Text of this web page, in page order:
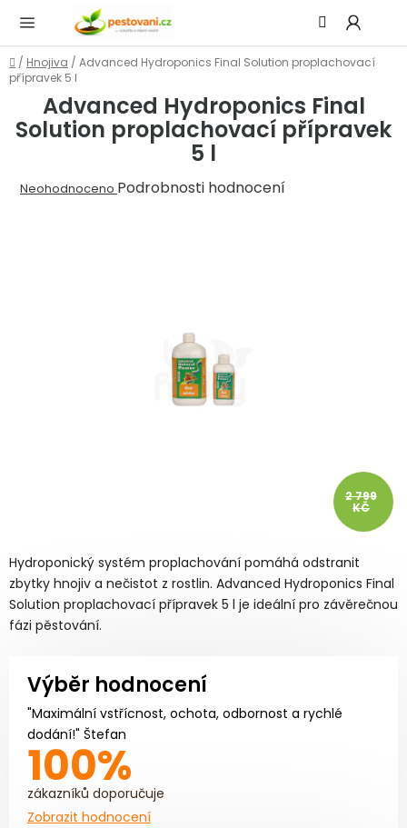
obsah
Domů
/ Hnojiva / Advanced Hydroponics Final Solution proplachovací
přípravek 5 l
Hydroponický systém proplachování pomáhá odstranit
zbytky hnojiv a nečistot z rostlin. Advanced Hydroponics Final
Solution proplachovací přípravek 5 l je ideální pro závěrečnou
fázi pěstování.
Výběr hodnocení
"Maximální vstřícnost, ochota, odbornost a rychlé
dodání!" Štefan
100%
zákazníků doporučuje
Zobrazit hodnocení
Advanced Hydroponics Final
Solution proplachovací přípravek
5 l
Průměrné
Neohodnoceno Podrobnosti hodnocení
2 799
KČ